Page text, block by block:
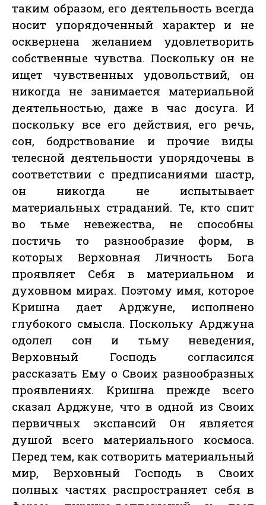
таким образом, его деятельность всегда
носит упорядоченный характер и не
осквернена желанием удовлетворить
собственные чувства. Поскольку он не
ищет чувственных удовольствий, он
никогда не занимается материальной
деятельностью, даже в час досуга. И
поскольку все его действия, его речь,
сон, бодрствование и прочие виды
телесной деятельности упорядочены в
соответствии с предписаниями шастр,
он никогда не испытывает
материальных страданий. Те, кто спит
во тьме невежества, не способны
постичь то разнообразие форм, в
которых Верховная Личность Бога
проявляет Себя в материальном и
духовном мирах. Поэтому имя, которое
Кришна дает Арджуне, исполнено
глубокого смысла. Поскольку Арджуна
одолел сон и тьму неведения,
Верховный Господь согласился
рассказать Ему о Своих разнообразных
проявлениях. Кришна прежде всего
сказал Арджуне, что в одной из Своих
первичных экспансий Он является
душой всего материального космоса.
Перед тем, как сотворить материальный
мир, Верховный Господь в Своих
полных частях распространяет себя в